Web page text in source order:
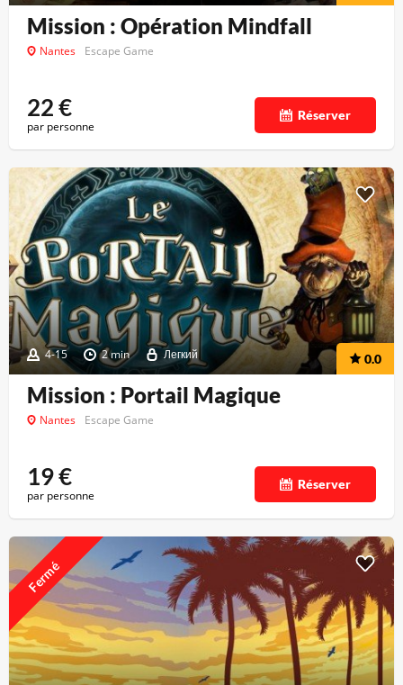
Mission : Opération Mindfall
Nantes Escape Game
22€
par personne
Réserver
4-15 2 min Легкий 0.0
Mission : Portail Magique
Nantes Escape Game
19€
par personne
Réserver
Fermé